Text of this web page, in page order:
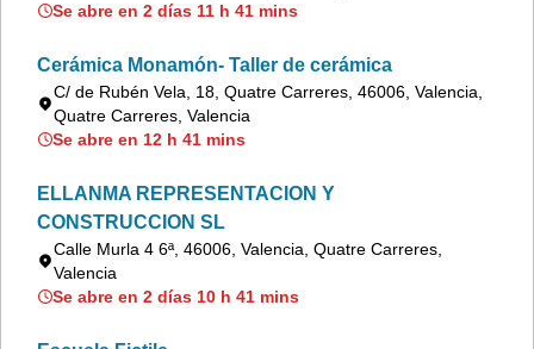
Se abre en 2 días 11 h 41 mins
Cerámica Monamón- Taller de cerámica
C/ de Rubén Vela, 18, Quatre Carreres, 46006, Valencia,
Quatre Carreres, Valencia
Se abre en 12 h 41 mins
ELLANMA REPRESENTACION Y
CONSTRUCCION SL
Calle Murla 4 6ª, 46006, Valencia, Quatre Carreres,
Valencia
Se abre en 2 días 10 h 41 mins